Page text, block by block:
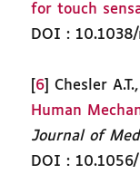
for touch
DOI :
6 ] Chesler A.T.,
Human
Journal of
DOI :